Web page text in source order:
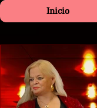
Inicio